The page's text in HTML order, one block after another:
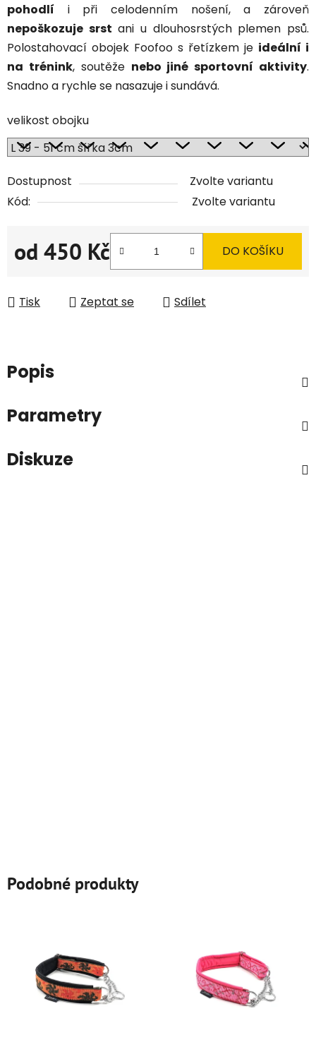
pohodlí i při celodenním nošení, a zároveň
nepoškozuje srst ani u dlouhosrstých plemen psů.
Polostahovací obojek Foofoo s řetízkem je ideální i
na trénink, soutěže nebo jiné sportovní aktivity.
Snadno a rychle se nasazuje i sundává.
velikost obojku
Dostupnost
Zvolte variantu
Kód:
Zvolte variantu
od 450 Kč DO KOŠÍKU
Tisk Zeptat se Sdílet
Popis
Parametry
Diskuze
Podobné produkty